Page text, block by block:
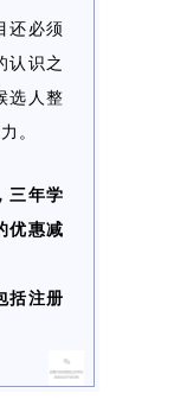
还必须
认识之
选人整
。
三年学
优惠减
括注册